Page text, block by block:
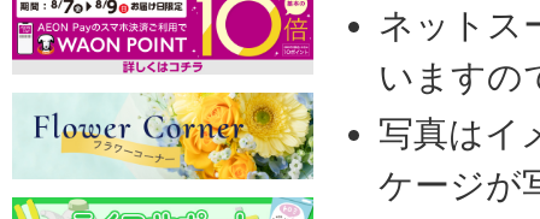
ネットス
いますの
写真はイ
ケージが